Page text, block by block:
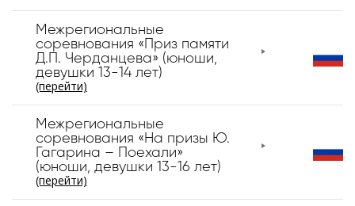
Межрегиональные
соревнования «Приз памяти
Д.П. Черданцева» (юноши,
девушки 13-14 лет)
(перейти)
Межрегиональные
соревнования «На призы Ю.
Гагарина – Поехали»
(юноши, девушки 13-16 лет)
(перейти)